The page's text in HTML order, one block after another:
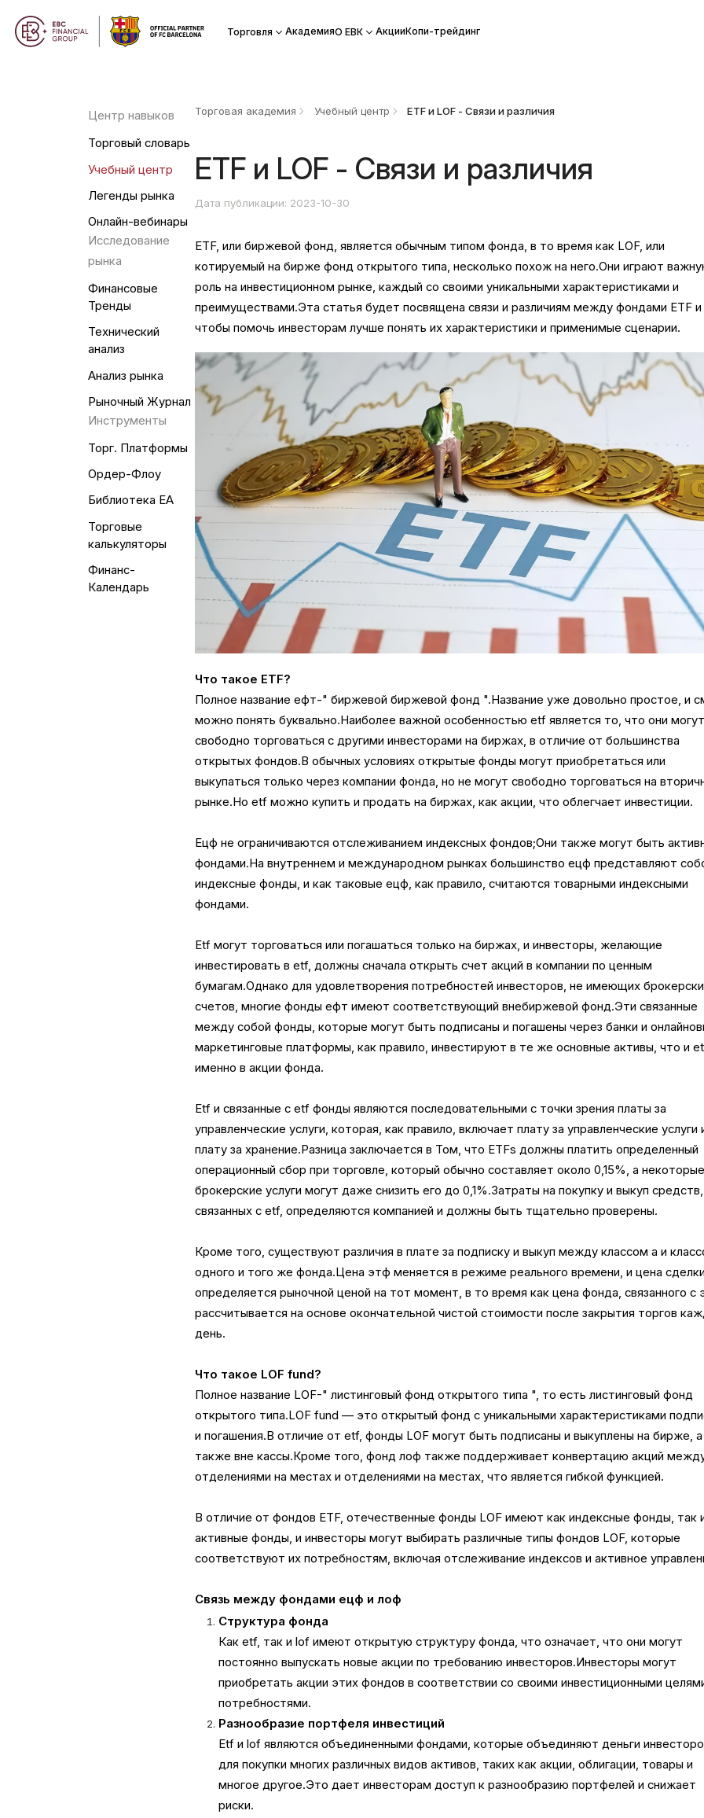
Торговля АкадемияО ЕВК АкцииКопи-трейдинг
Центр навыков
Торговый словарь
Учебный центр
Легенды рынка
Онлайн-вебинары
Исследование
рынка
Финансовые
Тренды
Технический
анализ
Анализ рынка
Рыночный Журнал
Инструменты
Торг. Платформы
Ордер-Флоу
Библиотека EA
Торговые
калькуляторы
Финанс-
Календарь
Торговая академия Учебный центр ETF и LOF - Связи и различия
ETF и LOF - Связи и различия
Дата публикации: 2023-10-30
ETF, или биржевой фонд, является обычным типом фонда, в то время как LOF, или
котируемый на бирже фонд открытого типа, несколько похож на него.Они играют
роль на инвестиционном рынке, каждый со своими уникальными характеристиками и
преимуществами.Эта статья будет посвящена связи и различиям между фондами ETF и
чтобы помочь инвесторам лучше понять их характеристики и применимые сценарии.
Что такое ETF?
Полное название ефт-" биржевой биржевой фонд ".Название уже довольно простое, и
можно понять буквально.Наиболее важной особенностью etf является то, что они могут
свободно торговаться с другими инвесторами на биржах, в отличие от большинства
открытых фондов.В обычных условиях открытые фонды могут приобретаться или
выкупаться только через компании фонда, но не могут свободно торговаться на
рынке.Но etf можно купить и продать на биржах, как акции, что облегчает инвестиции.
Ецф не ограничиваются отслеживанием индексных фондов;Они также могут быть
фондами.На внутреннем и международном рынках большинство ецф представляют
индексные фонды, и как таковые ецф, как правило, считаются товарными индексными
фондами.
Etf могут торговаться или погашаться только на биржах, и инвесторы, желающие
инвестировать в etf, должны сначала открыть счет акций в компании по ценным
бумагам.Однако для удовлетворения потребностей инвесторов, не имеющих
счетов, многие фонды ефт имеют соответствующий внебиржевой фонд.Эти связанные
между собой фонды, которые могут быть подписаны и погашены через банки и
маркетинговые платформы, как правило, инвестируют в те же основные активы, что и
именно в акции фонда.
Etf и связанные с etf фонды являются последовательными с точки зрения платы за
управленческие услуги, которая, как правило, включает плату за управленческие услуги
плату за хранение.Разница заключается в Том, что ETFs должны платить определенный
операционный сбор при торговле, который обычно составляет около 0,15%, а некоторые
брокерские услуги могут даже снизить его до 0,1%.Затраты на покупку и выкуп средств,
связанных с etf, определяются компанией и должны быть тщательно проверены.
Кроме того, существуют различия в плате за подписку и выкуп между классом а и
одного и того же фонда.Цена этф меняется в режиме реального времени, и цена сделки
определяется рыночной ценой на тот момент, в то время как цена фонда, связанного с
рассчитывается на основе окончательной чистой стоимости после закрытия торгов
день.
Что такое LOF fund?
Полное название LOF-" листинговый фонд открытого типа ", то есть листинговый фонд
открытого типа.LOF fund — это открытый фонд с уникальными характеристиками
и погашения.В отличие от etf, фонды LOF могут быть подписаны и выкуплены на бирже, а
также вне кассы.Кроме того, фонд лоф также поддерживает конвертацию акций
отделениями на местах и отделениями на местах, что является гибкой функцией.
В отличие от фондов ETF, отечественные фонды LOF имеют как индексные фонды, так
активные фонды, и инвесторы могут выбирать различные типы фондов LOF, которые
соответствуют их потребностям, включая отслеживание индексов и активное
Связь между фондами ецф и лоф
Структура фонда
Как etf, так и lof имеют открытую структуру фонда, что означает, что они могут
постоянно выпускать новые акции по требованию инвесторов.Инвесторы могут
приобретать акции этих фондов в соответствии со своими инвестиционными
потребностями.
Разнообразие портфеля инвестиций
Etf и lof являются объединенными фондами, которые объединяют деньги
для покупки многих различных видов активов, таких как акции, облигации, товары и
многое другое.Это дает инвесторам доступ к разнообразию портфелей и снижает
риски.